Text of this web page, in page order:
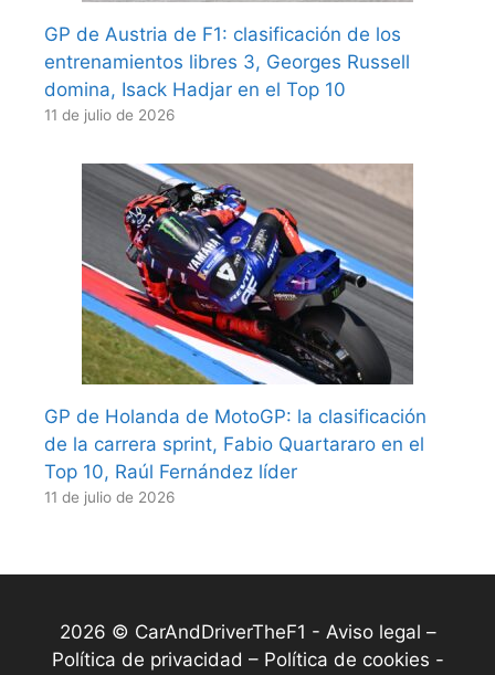
GP de Austria de F1: clasificación de los
entrenamientos libres 3, Georges Russell
domina, Isack Hadjar en el Top 10
11 de julio de 2026
GP de Holanda de MotoGP: la clasificación
de la carrera sprint, Fabio Quartararo en el
Top 10, Raúl Fernández líder
11 de julio de 2026
2026 © CarAndDriverTheF1 - Aviso legal –
Política de privacidad – Política de cookies -